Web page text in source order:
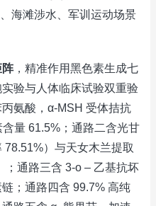
、海滩涉水、军训运动场景
阵，精准作用黑色素生成七
验与人体临床试验双重验
氨酸，α-MSH 受体拮抗
量 61.5%；通路二含光甘
）与天女木兰提取
；通路三含 3-o – 乙基抗坏
；通路四含 99.7% 高纯